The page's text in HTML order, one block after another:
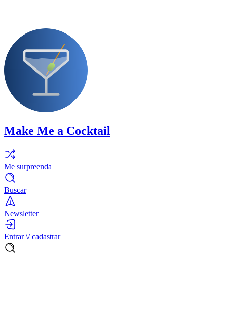
Make Me a Cocktail
Me surpreenda
Buscar
Newsletter
Entrar \/ cadastrar